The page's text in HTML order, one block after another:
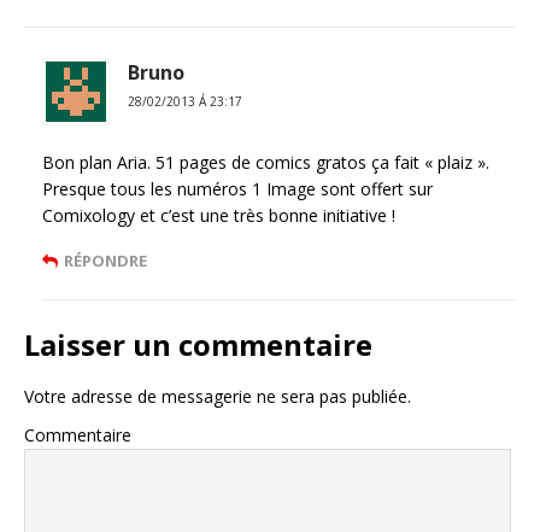
Bruno
28/02/2013 Á 23:17
Bon plan Aria. 51 pages de comics gratos ça fait « plaiz ».
Presque tous les numéros 1 Image sont offert sur
Comixology et c’est une très bonne initiative !
RÉPONDRE
Laisser un commentaire
Votre adresse de messagerie ne sera pas publiée.
Commentaire